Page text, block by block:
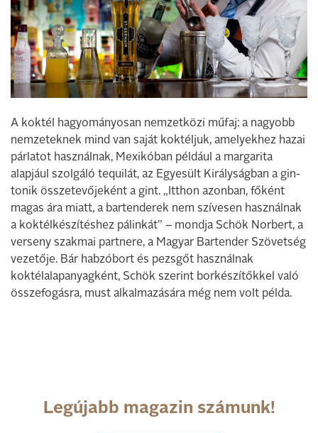
A koktél hagyományosan nemzetközi műfaj: a nagyobb
nemzeteknek mind van saját koktéljuk, amelyekhez hazai
párlatot használnak, Mexikóban például a margarita
alapjául szolgáló tequilát, az Egyesült Királyságban a gin-
tonik összetevőjeként a gint. „Itthon azonban, főként
magas ára miatt, a bartenderek nem szívesen használnak
a koktélkészítéshez pálinkát” – mondja Schök Norbert, a
verseny szakmai partnere, a Magyar Bartender Szövetség
vezetője. Bár habzóbort és pezsgőt használnak
koktélalapanyagként, Schök szerint borkészítőkkel való
összefogásra, must alkalmazására még nem volt példa.
Legújabb magazin számunk!